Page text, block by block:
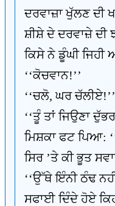
ਦਰਵਾਜ਼ਾ ਖੁੱਲਣ ਦੀ
ਸ਼ੀਸ਼ੇ ਦੇ ਦਰਵਾਜ਼ੇ
ਕਿਸੇ ਨੇ ਡੂੰਘੀ ਜਿਹੀ
‘‘ਕੋਚਵਾਨ!’’
‘‘ਚਲੋ, ਘਰ
‘‘ਤੂੰ ਤਾਂ ਜਿਉਣਾ
ਮਿਸ਼ਕਾ ਫਟ ਪਿਆ:
ਸਿਰ ’ਤੇ ਕੀ ਭੂਤ
‘‘ਉੱਥੇ ਇੰਨੀ ਠੰਢ
ਸਫਾਈ ਦਿੰਦੇ ਹੋਏ